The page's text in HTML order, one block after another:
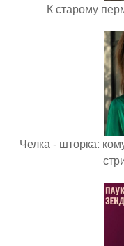
К старому
Челка - шторка: